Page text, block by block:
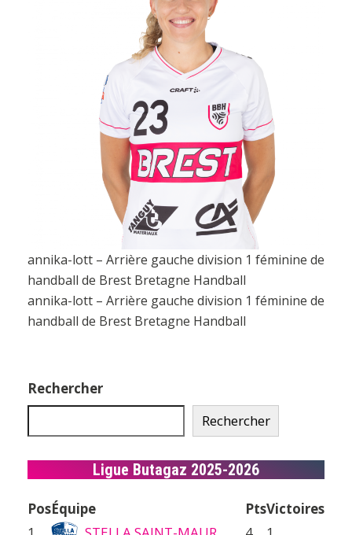
annika-lott – Arrière gauche division 1 féminine de
handball de Brest Bretagne Handball
annika-lott – Arrière gauche division 1 féminine de
handball de Brest Bretagne Handball
Rechercher
Rechercher
Ligue Butagaz 2025-2026
PosÉquipe PtsVictoires